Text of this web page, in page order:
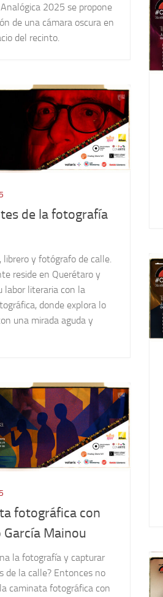
2025 se propone
de una cámara oscura en
del recinto.
de la fotografía
librero y fotógrafo de calle.
reside en Querétaro y
labor literaria con la
donde explora lo
una mirada aguda y
fotográfica con
García Mainou
la fotografía y capturar
de la calle? Entonces no
caminata fotográfica con